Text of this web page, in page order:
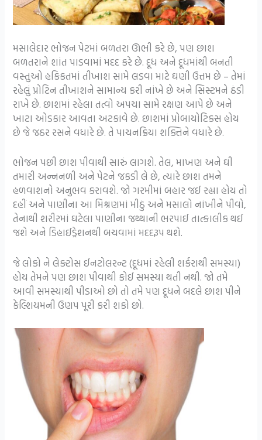
મસાલેદાર ભોજન પેટમાં બળતરા ઊભી કરે છે, પણ છાશ
બળતરાને શાંત પાડવામાં મદદ કરે છે. દૂધ અને દૂધમાંથી બનતી
વસ્તુઓ હકિકતમાં તીખાશ સામે લડવા માટે ઘણી ઉત્તમ છે – તેમાં
રહેલું પ્રોટિન તીખાશને સામાન્ય કરી નાંખે છે અને સિસ્ટમને ઠંડી
રાખે છે. છાશમાં રહેલા તત્વો અપચા સામે રક્ષણ આપે છે અને
ખાટા ઓડકાર આવતા અટકાવે છે. છાશમાં પ્રોબાયોટિક્સ હોય
છે જે જઠર રસને વધારે છે. તે પાચનક્રિયા શક્તિને વધારે છે.
ભોજન પછી છાશ પીવાથી સારું લાગશે. તેલ, માખણ અને ઘી
તમારી અન્નનળી અને પેટને જકડી લે છે, ત્યારે છાશ તમને
હળવાશનો અનુભવ કરાવશે. જો ગરમીમાં બહાર જઈ રહ્યા હોય તો
દહીં અને પાણીના આ મિશ્રણમાં મીઠું અને મસાલો નાંખીને પીવો,
તેનાથી શરીરમાં ઘટેલા પાણીના જથ્થાની ભરપાઈ તાત્કાલીક થઈ
જશે અને ડિહાઈડ્રેશનથી બચવામાં મદદરૂપ થશે.
જે લોકો ને લેક્ટોસ ઈનટોલરન્ટ (દૂધમાં રહેલી શર્કરાથી સમસ્યા)
હોય તેમને પણ છાશ પીવાથી કોઈ સમસ્યા થતી નથી. જો તમે
આવી સમસ્યાથી પીડાઓ છો તો તમે પણ દૂધને બદલે છાશ પીને
કેલ્શિયમની ઉણપ પૂરી કરી શકો છો.